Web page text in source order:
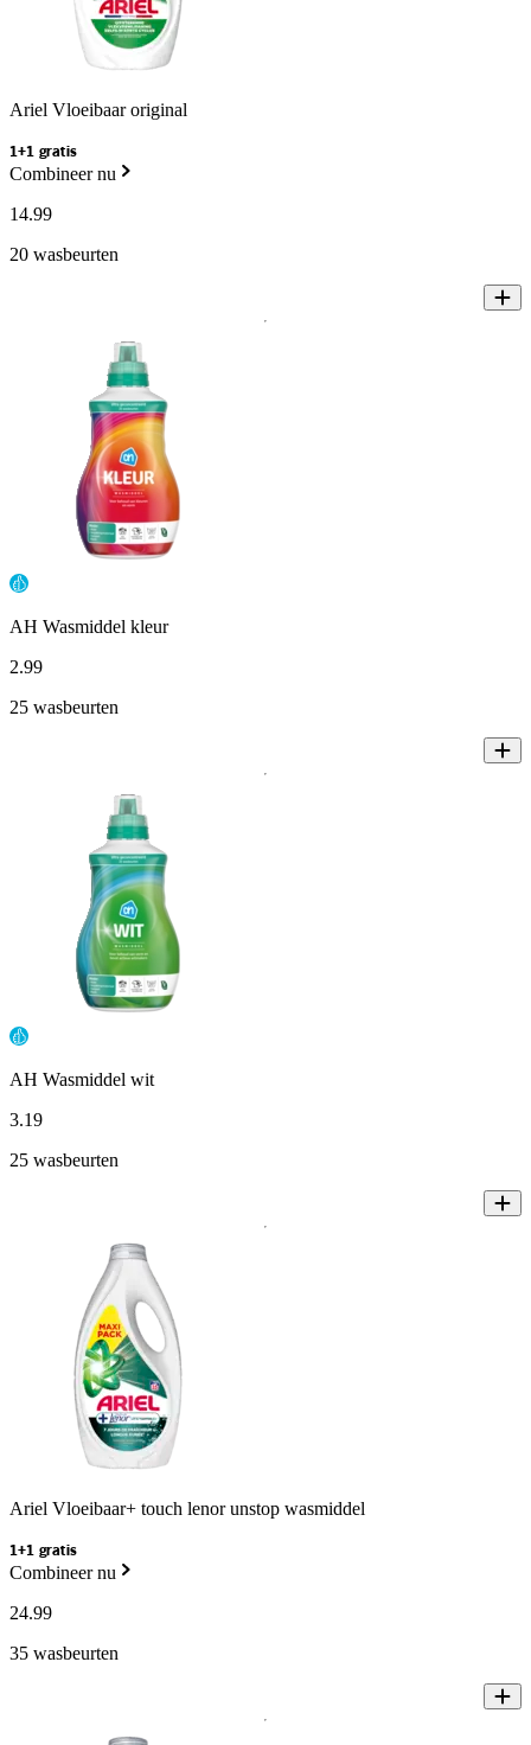
Ariel Vloeibaar original
1+1 gratis
Combineer nu
14.99
20 wasbeurten
AH Wasmiddel kleur
2.99
25 wasbeurten
AH Wasmiddel wit
3.19
25 wasbeurten
Ariel Vloeibaar+ touch lenor unstop wasmiddel
1+1 gratis
Combineer nu
24.99
35 wasbeurten